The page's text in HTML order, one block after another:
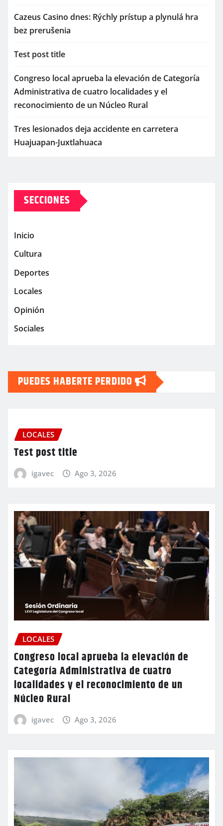
Cazeus Casino dnes: Rýchly prístup a plynulá hra
bez prerušenia
Test post title
Congreso local aprueba la elevación de Categoría
Administrativa de cuatro localidades y el
reconocimiento de un Núcleo Rural
Tres lesionados deja accidente en carretera
Huajuapan-Juxtlahuaca
SECCIONES
Inicio
Cultura
Deportes
Locales
Opinión
Sociales
PUEDES HABERTE PERDIDO
LOCALES
Test post title
igavec Ago 3, 2026
LOCALES
Congreso local aprueba la elevación de
Categoría Administrativa de cuatro
localidades y el reconocimiento de un
Núcleo Rural
igavec Ago 3, 2026